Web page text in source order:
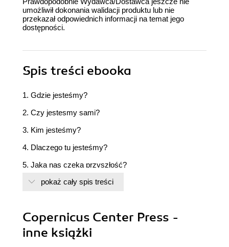
umożliwił dokonania walidacji produktu lub nie
przekazał odpowiednich informacji na temat jego
dostępności.
Spis treści ebooka
1. Gdzie jesteśmy?
2. Czy jestesmy sami?
3. Kim jesteśmy?
4. Dlaczego tu jesteśmy?
5. Jaka nas czeka przyszłość?
pokaż cały spis treści
Copernicus Center Press -
inne książki